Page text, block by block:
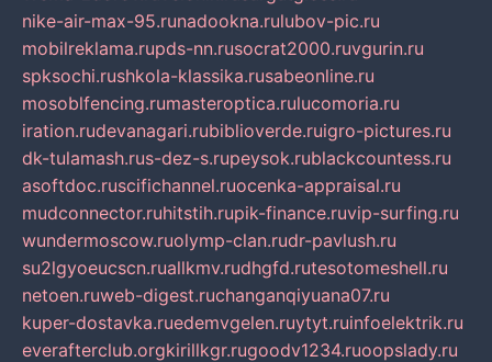
nike-air-max-95.runadookna.rulubov-pic.ru
mobilreklama.rupds-nn.rusocrat2000.ruvgurin.ru
spksochi.rushkola-klassika.rusabeonline.ru
mosoblfencing.rumasteroptica.rulucomoria.ru
iration.rudevanagari.rubiblioverde.ruigro-pictures.ru
dk-tulamash.rus-dez-s.rupeysok.rublackcountess.ru
asoftdoc.ruscifichannel.ruocenka-appraisal.ru
mudconnector.ruhitstih.rupik-finance.ruvip-surfing.ru
wundermoscow.ruolymp-clan.rudr-pavlush.ru
su2lgyoeucscn.ruallkmv.rudhgfd.rutesotomeshell.ru
netoen.ruweb-digest.ruchanganqiyuana07.ru
kuper-dostavka.ruedemvgelen.ruytyt.ruinfoelektrik.ru
everafterclub.orgkirillkgr.rugoodv1234.ruoopslady.ru